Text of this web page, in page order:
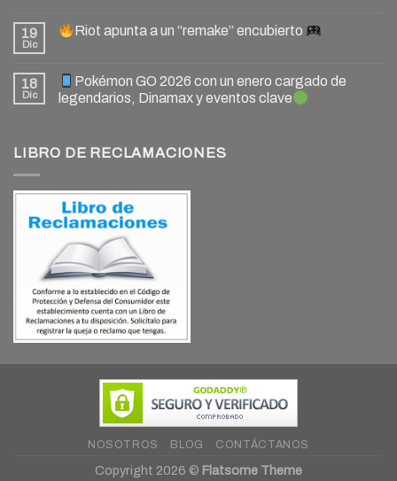
19
Dic
Riot apunta a un “remake” encubierto
18
Dic
Pokémon GO 2026 con un enero cargado de
legendarios, Dinamax y eventos clave
LIBRO DE RECLAMACIONES
NOSOTROS BLOG CONTÁCTANOS
Copyright 2026 © Flatsome Theme